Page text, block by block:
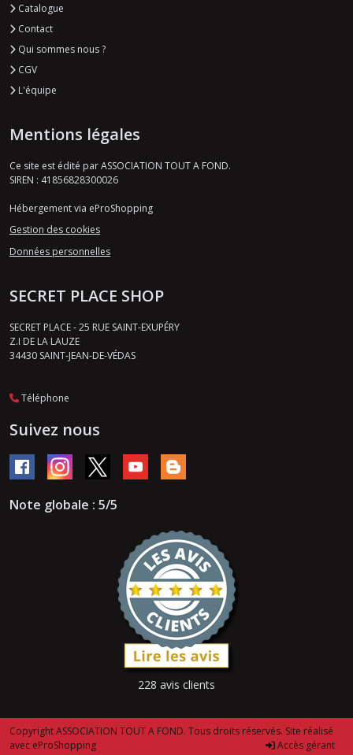
Catalogue
Contact
Qui sommes nous ?
CGV
L'équipe
Mentions légales
Ce site est édité par ASSOCIATION TOUT A FOND.
SIREN : 41856828300026
Hébergement via eProShopping
Gestion des cookies
Données personnelles
SECRET PLACE SHOP
SECRET PLACE - 25 RUE SAINT-EXUPÉRY
Z.I DE LA LAUZE
34430 SAINT-JEAN-DE-VÉDAS
Téléphone
Suivez nous
Note globale : 5/5
228 avis clients
Copyright ASSOCIATION TOUT A FOND. Tous droits réservés. Site réalisé
avec eProShopping Accès gérant